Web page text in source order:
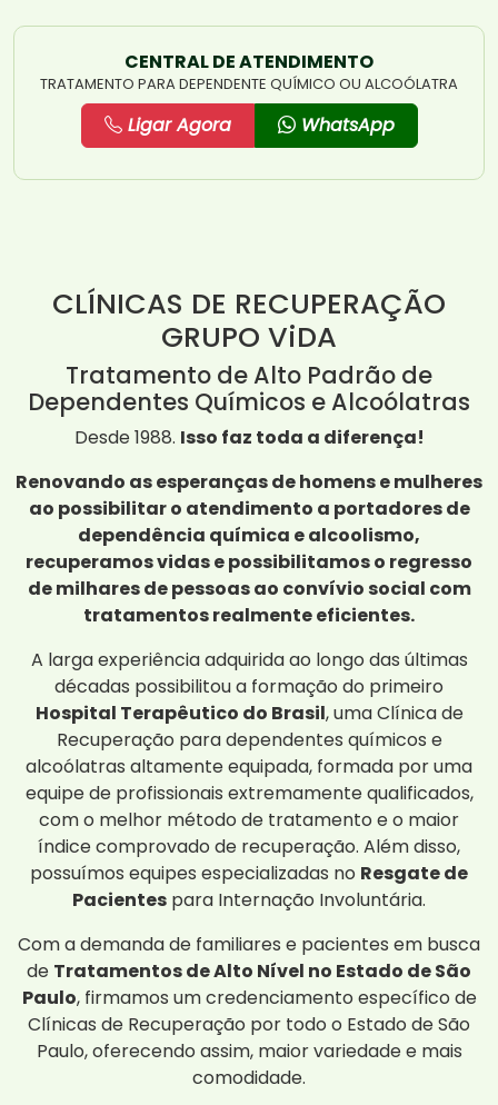
CENTRAL DE ATENDIMENTO
TRATAMENTO PARA DEPENDENTE QUÍMICO OU ALCOÓLATRA
Ligar Agora WhatsApp
CLÍNICAS DE RECUPERAÇÃO
GRUPO ViDA
Tratamento de Alto Padrão de
Dependentes Químicos e Alcoólatras
Desde 1988. Isso faz toda a diferença!
Renovando as esperanças de homens e mulheres
ao possibilitar o atendimento a portadores de
dependência química e alcoolismo,
recuperamos vidas e possibilitamos o regresso
de milhares de pessoas ao convívio social com
tratamentos realmente eficientes.
A larga experiência adquirida ao longo das últimas
décadas possibilitou a formação do primeiro
Hospital Terapêutico do Brasil, uma Clínica de
Recuperação para dependentes químicos e
alcoólatras altamente equipada, formada por uma
equipe de profissionais extremamente qualificados,
com o melhor método de tratamento e o maior
índice comprovado de recuperação. Além disso,
possuímos equipes especializadas no Resgate de
Pacientes para Internação Involuntária.
Com a demanda de familiares e pacientes em busca
de Tratamentos de Alto Nível no Estado de São
Paulo, firmamos um credenciamento específico de
Clínicas de Recuperação por todo o Estado de São
Paulo, oferecendo assim, maior variedade e mais
comodidade.